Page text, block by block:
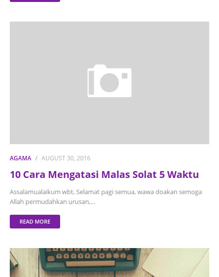
AGAMA AUGUST 30, 2016
10 Cara Mengatasi Malas Solat 5 Waktu
Assalamualaikum wbt, Selamat pagi semua, wawa doakan semoga
Allah permudahkan urusan,…
READ MORE